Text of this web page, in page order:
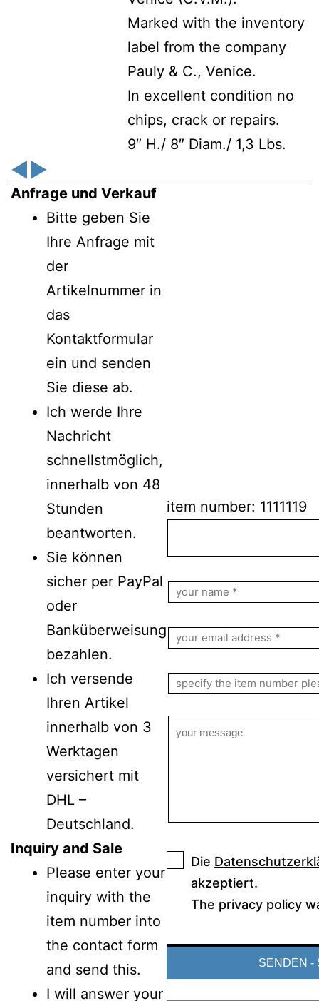
Marked with the inventory
label from the company
Pauly & C., Venice.
In excellent condition no
chips, crack or repairs.
9″ H./ 8″ Diam./ 1,3 Lbs.
◀▶
Anfrage und Verkauf
Bitte geben Sie
Ihre Anfrage mit
der
Artikelnummer in
das
Kontaktformular
ein und senden
Sie diese ab.
Ich werde Ihre
Nachricht
schnellstmöglich,
innerhalb von 48
Stunden
beantworten.
Sie können
sicher per PayPal
oder
Banküberweisung
bezahlen.
Ich versende
Ihren Artikel
innerhalb von 3
Werktagen
versichert mit
DHL –
Deutschland.
Inquiry and Sale
Please enter your
inquiry with the
item number into
the contact form
and send this.
I will answer your
item number: 1111119
Die
akzeptiert.
The privacy policy